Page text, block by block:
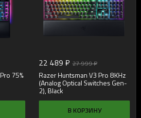
8KHz
Gen-
21 599 ₽ 21 699 ₽
Razer BlackShark V3 Pro,
White
В КОРЗИНУ